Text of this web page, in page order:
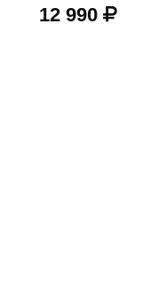
12 990